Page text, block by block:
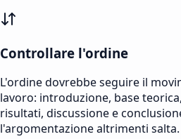
Controllare l'ordine
L'ordine dovrebbe seguire il
lavoro: introduzione, base
risultati, discussione e
l'argomentazione altrimenti salta.